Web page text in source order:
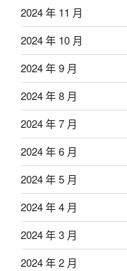
2024 年 11 月
2024 年 10 月
2024 年 9 月
2024 年 8 月
2024 年 7 月
2024 年 6 月
2024 年 5 月
2024 年 4 月
2024 年 3 月
2024 年 2 月